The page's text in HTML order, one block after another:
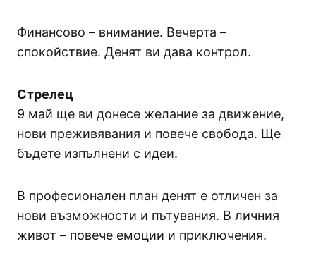
Финансово – внимание. Вечерта –
спокойствие. Денят ви дава контрол.
Стрелец
9 май ще ви донесе желание за движение,
нови преживявания и повече свобода. Ще
бъдете изпълнени с идеи.
В професионален план денят е отличен за
нови възможности и пътувания. В личния
живот – повече емоции и приключения.